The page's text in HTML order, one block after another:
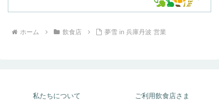
ホーム 飲食店 夢雪 in 兵庫丹波 営業
私たちについて
ご利用飲食店さま